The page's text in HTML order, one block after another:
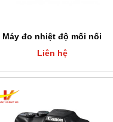
Máy đo nhiệt độ mối nối
Liên hệ